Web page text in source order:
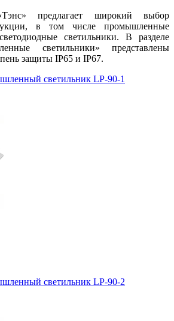
предлагает широкий выбор
в том числе промышленные
светильники. В разделе
светильники» представлены
защиты IP65 и IP67.
светильник LP-90-1
светильник LP-90-2